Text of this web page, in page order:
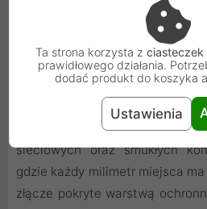
Uniwersalny
Zastosowanie formatu
niezwykle kompaktowy, co
miejscach o bardzo
kluczowe w przypadku
sieciowych oraz smukłych
gdzie każdy milimetr miejsca
złącze pokryte warstwą
Ta strona korzysta z ciasteczek
prawidłowego działania.
dodać produkt do koszyka
Ustawienia